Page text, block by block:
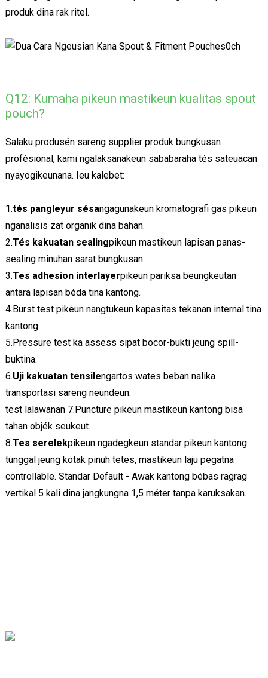
produk dina rak ritel.
Q12: Kumaha pikeun mastikeun kualitas spout
pouch?
Salaku produsén sareng supplier produk bungkusan
profésional, kami ngalaksanakeun sababaraha tés sateuacan
nyayogikeunana. Ieu kalebet:
1.tés pangleyur sésangagunakeun kromatografi gas pikeun
nganalisis zat organik dina bahan.
2.Tés kakuatan sealingpikeun mastikeun lapisan panas-
sealing minuhan sarat bungkusan.
3.Tes adhesion interlayerpikeun pariksa beungkeutan
antara lapisan béda tina kantong.
4.Burst test pikeun nangtukeun kapasitas tekanan internal tina
kantong.
5.Pressure test ka assess sipat bocor-bukti jeung spill-
buktina.
6.Uji kakuatan tensilengartos wates beban nalika
transportasi sareng neundeun.
test lalawanan 7.Puncture pikeun mastikeun kantong bisa
tahan objék seukeut.
8.Tes serelekpikeun ngadegkeun standar pikeun kantong
tunggal jeung kotak pinuh tetes, mastikeun laju pegatna
controllable. Standar Default - Awak kantong bébas ragrag
vertikal 5 kali dina jangkungna 1,5 méter tanpa karuksakan.